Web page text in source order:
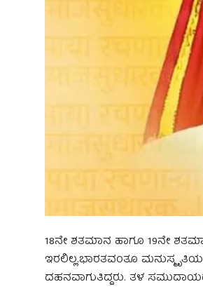
18ನೇ ಶತಮಾನ ಹಾಗೂ 19ನೇ
ಇರಲಿಲ್ಲ.ಭಾರತವಂತೂ
ದಹನವಾಗುತಿದ್ದರು. ತಳ